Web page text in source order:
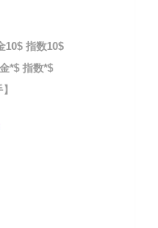
10$ 指数10$
*$ 指数*$